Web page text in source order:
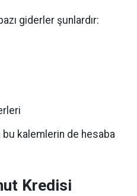
giderler şunlardır:
bu kalemlerin de hesaba
Kredisi